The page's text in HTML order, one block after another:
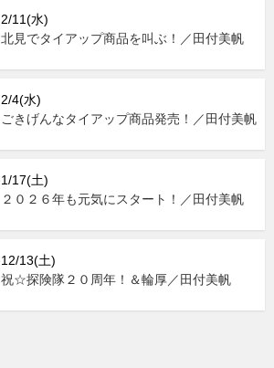
2/11(水)
北見でタイアップ商品を叫ぶ！／田付美帆
2/4(水)
ごきげんなタイアップ商品発売！／田付美帆
1/17(土)
２０２６年も元気にスタート！／田付美帆
12/13(土)
祝☆探険隊２０周年！＆輪厚／田付美帆